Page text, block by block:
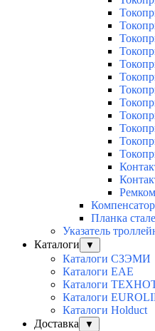
Планка
Указатель
Каталоги
▼
Каталоги СЗЭМИ
Каталоги EAE
Каталоги
Каталоги
Каталоги Holduct
Доставка
▼